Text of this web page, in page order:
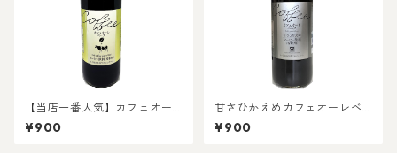
【当店一番人気】カフェオー
レベース 600ml
¥900
甘さひかえめカフェオーレベ
ース 600ml
¥900